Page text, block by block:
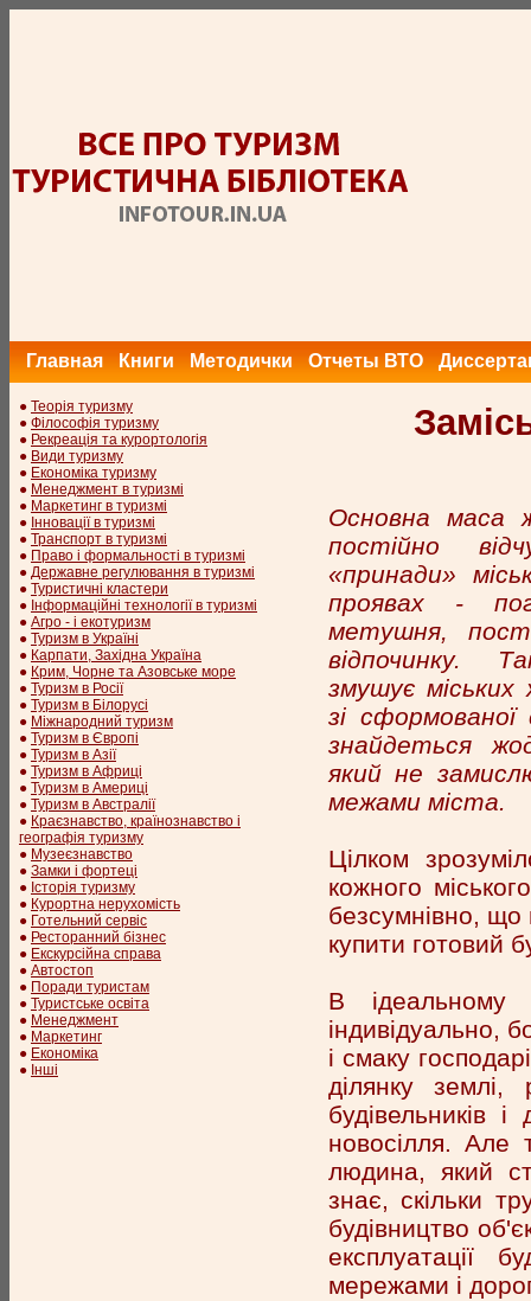
Главная Книги Методички Отчеты ВТО
● Теорія туризму
● Філософія туризму
● Рекреація та курортологія
● Види туризму
● Економіка туризму
● Менеджмент в туризмі
● Маркетинг в туризмі
● Інновації в туризмі
● Транспорт в туризмі
● Право і формальності в туризмі
● Державне регулювання в туризмі
● Туристичні кластери
● Інформаційні технології в туризмі
● Агро - і екотуризм
● Туризм в Україні
● Карпати, Західна Україна
● Крим, Чорне та Азовське море
● Туризм в Росії
● Туризм в Білорусі
● Міжнародний туризм
● Туризм в Європі
● Туризм в Азії
● Туризм в Африці
● Туризм в Америці
● Туризм в Австралії
● Краєзнавство, країнознавство і
географія туризму
● Музеєзнавство
● Замки і фортеці
● Історія туризму
● Курортна нерухомість
● Готельний сервіс
● Ресторанний бізнес
● Екскурсійна справа
● Автостоп
● Поради туристам
● Туристське освіта
● Менеджмент
● Маркетинг
● Економіка
● Інші
Основна маса
постійно
«принади»
проявах -
метушня,
відпочинку.
змушує
зі
знайдеться
який не
межами міста.
Цілком
кожного
безсумнівно, що
купити готовий
В ідеальному
індивідуально,
і смаку
ділянку землі,
будівельників
новосілля. Але
людина, який
знає, скільки
будівництво
експлуатації
мережами і